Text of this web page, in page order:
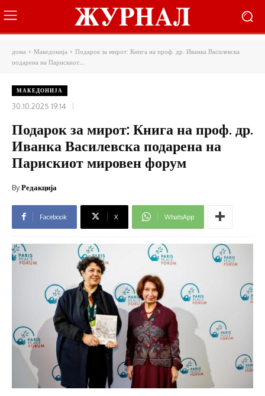
дома Македонија
Подарок за мирот: Книга на проф. др. Иванка Василевска
подарена на Парискиот...
МАКЕДОНИЈА
30.10.2025 19:14
Подарок за мирот: Книга на проф. др.
Иванка Василевска подарена на
Парискиот мировен форум
ByРедакција
Facebook X WhatsApp